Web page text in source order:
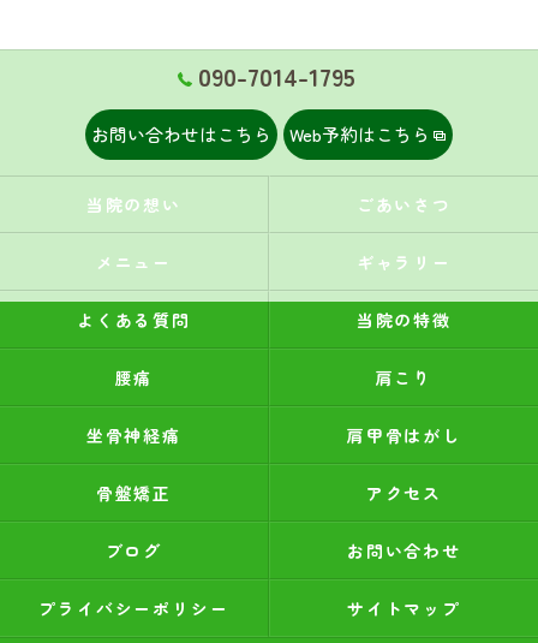
090-7014-1795
お問い合わせはこちら Web予約はこちら
当院の想い ごあいさつ
メニュー ギャラリー
よくある質問 当院の特徴
腰痛 肩こり
坐骨神経痛 肩甲骨はがし
骨盤矯正 アクセス
ブログ お問い合わせ
プライバシーポリシー サイトマップ